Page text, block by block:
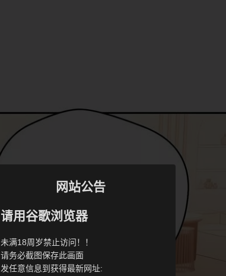
网站公告
请用谷歌浏览器
未满18周岁禁止访问！！
请务必截图保存此画面
发任意信息到获得最新网址: